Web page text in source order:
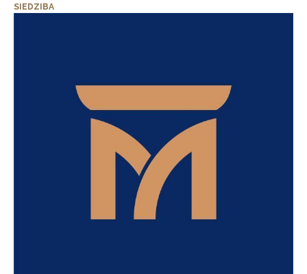
SIEDZIBA